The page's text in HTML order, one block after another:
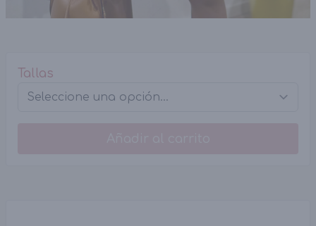
Tallas